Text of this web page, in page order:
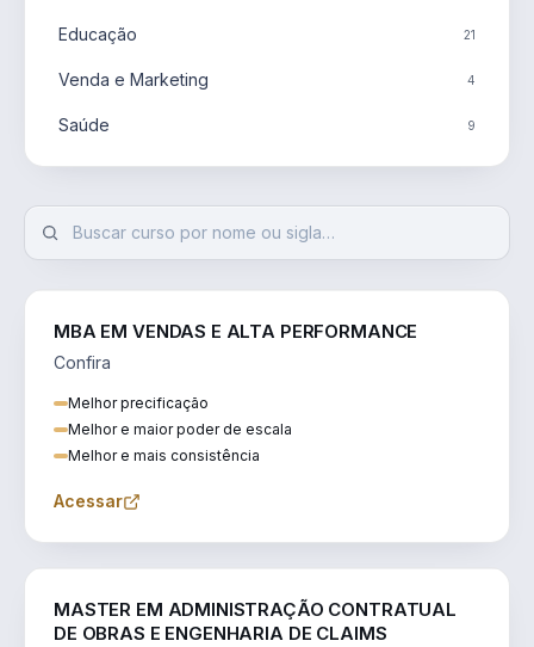
Educação 21
Venda e Marketing 4
Saúde 9
MBA EM VENDAS E ALTA PERFORMANCE
Confira
Melhor precificação
Melhor e maior poder de escala
Melhor e mais consistência
Acessar
MASTER EM ADMINISTRAÇÃO CONTRATUAL
DE OBRAS E ENGENHARIA DE CLAIMS